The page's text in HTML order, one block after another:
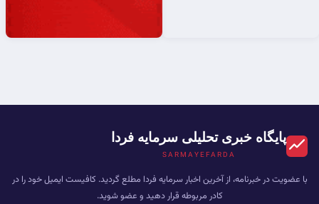
پایگاه خبری تحلیلی سرمایه فردا
SARMAYEFARDA
با عضویت در خبرنامه، از آخرین اخبار سرمایه فردا مطلع گردید. کافیست ایمیل خود را در
کادر مربوطه قرار دهید و عضو شوید.